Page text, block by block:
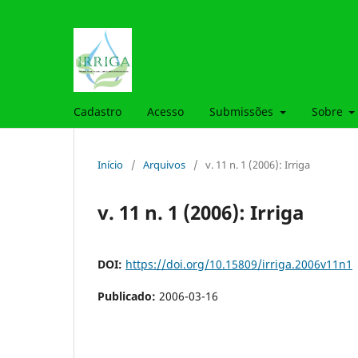
Cadastro Acesso Submissões Sobre
Início / Arquivos / v. 11 n. 1 (2006): Irriga
v. 11 n. 1 (2006): Irriga
DOI: https://doi.org/10.15809/irriga.2006v11n1
Publicado: 2006-03-16